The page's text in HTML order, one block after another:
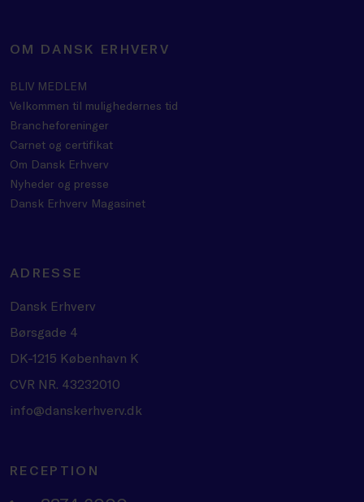
OM DANSK ERHVERV
BLIV MEDLEM
Velkommen til mulighedernes tid
Brancheforeninger
Carnet og certifikat
Om Dansk Erhverv
Nyheder og presse
Dansk Erhverv Magasinet
ADRESSE
Dansk Erhverv
Børsgade 4
DK-1215 København K
CVR NR. 43232010
info@danskerhverv.dk
RECEPTION